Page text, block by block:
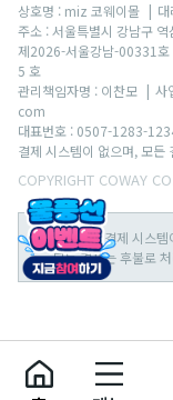
상호명 : miz 코웨이몰 |
주소 : 서울특별시 강남구
제2026-서울강남-00331호
5 호
관리책임자명 : 이찬모 | 사
com
대표번호 : 0507-1283-
결제 시스템이 없으며, 모든
COPYRIGHT COWAY
본 쇼핑몰은 결제 시스템
모든 결제는 후불로